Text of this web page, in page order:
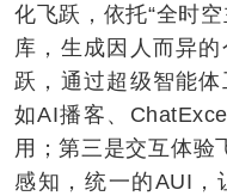
化飞跃，依托“全时
库，生成因人而异
跃，通过超级智能体
如AI播客、
用；第三是交互体验
感知，统一的AUI，